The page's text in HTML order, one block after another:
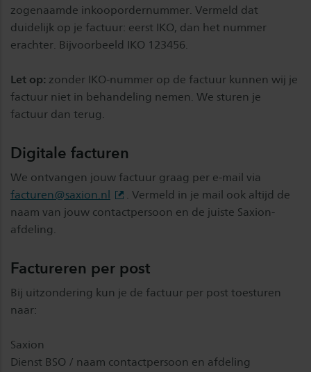
zogenaamde inkoopordernummer. Vermeld dat
duidelijk op je factuur: eerst IKO, dan het nummer
erachter. Bijvoorbeeld IKO 123456.
Let op: zonder IKO-nummer op de factuur kunnen wij je
factuur niet in behandeling nemen. We sturen je
factuur dan terug.
Digitale facturen
We ontvangen jouw factuur graag per e-mail via
facturen@saxion.nl
. Vermeld in je mail ook altijd de
naam van jouw contactpersoon en de juiste Saxion-
afdeling.
Factureren per post
Bij uitzondering kun je de factuur per post toesturen
naar:
Saxion
Dienst BSO / naam contactpersoon en afdeling